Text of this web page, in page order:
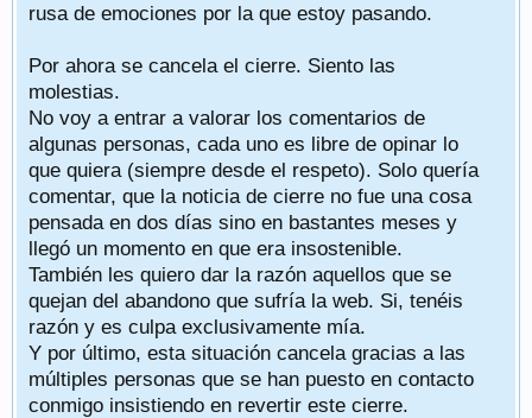
rusa de emociones por la que estoy pasando.
Por ahora se cancela el cierre. Siento las
molestias.
No voy a entrar a valorar los comentarios de
algunas personas, cada uno es libre de opinar lo
que quiera (siempre desde el respeto). Solo quería
comentar, que la noticia de cierre no fue una cosa
pensada en dos días sino en bastantes meses y
llegó un momento en que era insostenible.
También les quiero dar la razón aquellos que se
quejan del abandono que sufría la web. Si, tenéis
razón y es culpa exclusivamente mía.
Y por último, esta situación cancela gracias a las
múltiples personas que se han puesto en contacto
conmigo insistiendo en revertir este cierre.